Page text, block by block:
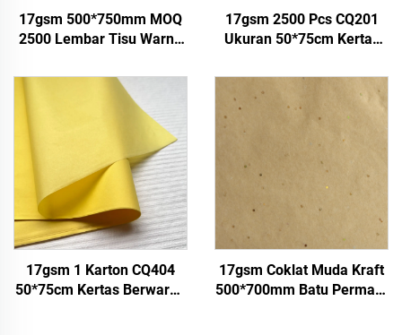
17gsm 500*750mm MOQ
2500 Lembar Tisu Warna
Kemasan Hadiah
Makanan, Grosir Pabrik
Kertas Pembungkus
17gsm 2500 Pcs CQ201
Ukuran 50*75cm Kertas
Pabrik Langsung untuk
Buah Makanan Pakaian
Kaos Sepatu Kemasan
17gsm 1 Karton CQ404
50*75cm Kertas Berwarna
17gsm Coklat Muda Kraft
500*700mm Batu Permata